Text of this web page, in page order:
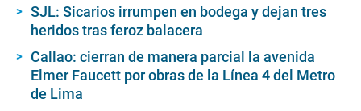
SJL: Sicarios irrumpen en bodega y dejan tres
heridos tras feroz balacera
Callao: cierran de manera parcial la avenida
Elmer Faucett por obras de la Línea 4 del Metro
de Lima